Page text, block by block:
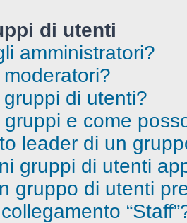
di utenti
amministratori?
di utenti?
e come
leader di un
gruppi di utenti
gruppo di utenti